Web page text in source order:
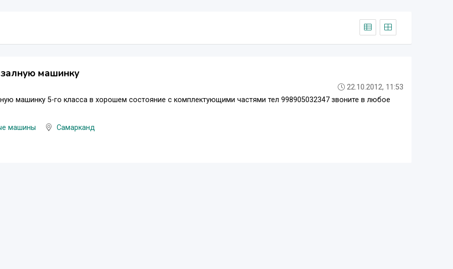
машинку
22.10.2012, 11:53
машинку 5-го класса в хорошем состояние с комплектующими частями тел 998905032347 звоните в любое
машины Самарканд